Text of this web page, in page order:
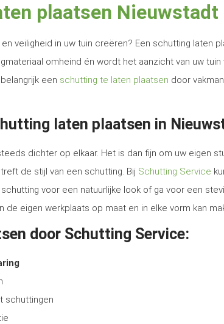
plaatsen Nieuwstadt
veiligheid in uw tuin creëren? Een schutting laten
omheind én wordt het aanzicht van uw
een schutting te laten plaatsen door
laten plaatsen in
dichter op elkaar. Het is dan fijn om uw eigen
de stijl van een schutting. Bij Schutting Service
voor een natuurlijke look of ga voor een
de eigen werkplaats op maat en in elke vorm kan
door Schutting Service:
schuttingen